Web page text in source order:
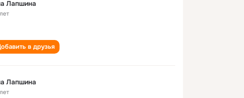
Лапшина
в друзья
Лапшина